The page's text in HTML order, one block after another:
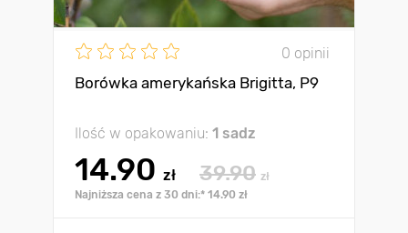
0 opinii
Borówka amerykańska Brigitta, P9
Ilość w opakowaniu: 1 sadz
14.90 zł 39.90 zł
Najniższa cena z 30 dni:* 14.90 zł